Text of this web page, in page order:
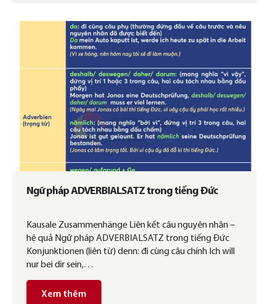
Ngữ pháp ADVERBIALSATZ trong tiếng Đức
Kausale Zusammenhänge Liên kết câu nguyên nhân –
hệ quả Ngữ pháp ADVERBIALSATZ trong tiếng Đức
Konjunktionen (liên từ) denn: đi cùng câu chính Ich will
nur bei dir sein,…
Xem thêm